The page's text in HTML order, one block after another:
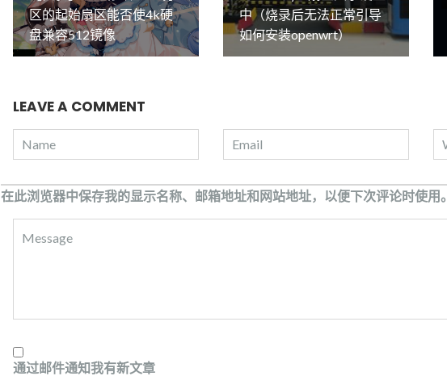
区的起始扇区能否使4k硬
盘兼容512镜像
中（烧录后无法正常引导
如何安装openwrt）
LEAVE A COMMENT
在此浏览器中保存我的显示名称、邮箱地址和网站地址，以便下次评论时使用。
通过邮件通知我有新文章